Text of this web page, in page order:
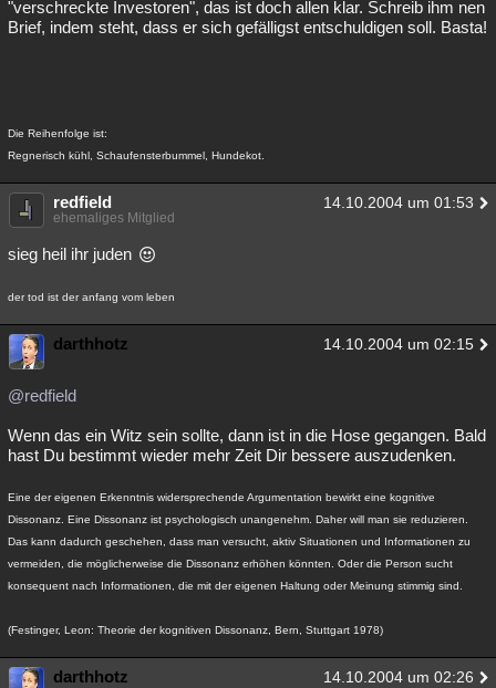
"verschreckte Investoren", das ist doch allen klar. Schreib ihm nen
Brief, indem steht, dass er sich gefälligst entschuldigen soll. Basta!
Die Reihenfolge ist:
Regnerisch kühl, Schaufensterbummel, Hundekot.
redfield 14.10.2004 um 01:53
ehemaliges Mitglied
sieg heil ihr juden
der tod ist der anfang vom leben
darthhotz 14.10.2004 um 02:15
@redfield
Wenn das ein Witz sein sollte, dann ist in die Hose gegangen. Bald
hast Du bestimmt wieder mehr Zeit Dir bessere auszudenken.
Eine der eigenen Erkenntnis widersprechende Argumentation bewirkt eine kognitive
Dissonanz. Eine Dissonanz ist psychologisch unangenehm. Daher will man sie reduzieren.
Das kann dadurch geschehen, dass man versucht, aktiv Situationen und Informationen zu
vermeiden, die möglicherweise die Dissonanz erhöhen könnten. Oder die Person sucht
konsequent nach Informationen, die mit der eigenen Haltung oder Meinung stimmig sind.
(Festinger, Leon: Theorie der kognitiven Dissonanz, Bern, Stuttgart 1978)
darthhotz 14.10.2004 um 02:26